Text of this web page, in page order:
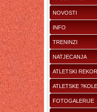
NOVOSTI
INFO
TRENINZI
NATJECANJA
ATLETSKI
ATLETSKE ?KOLE
FOTOGALERIJE